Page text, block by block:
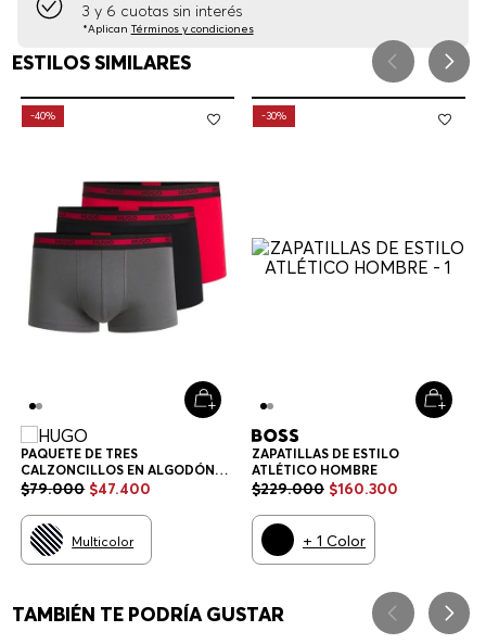
3 y 6 cuotas sin interés
*Aplican Términos y condiciones
ESTILOS SIMILARES
-40%
PAQUETE DE TRES
CALZONCILLOS EN ALGODÓN
ELÁSTICO CON LOGOS EN LA
CINTURA CALZONCILLOS
HOMBRE
$79.000 $47.400
Multicolor
-30%
ZAPATILLAS DE ESTILO
ATLÉTICO HOMBRE
$229.000 $160.300
+ 1 Color
TAMBIÉN TE PODRÍA GUSTAR